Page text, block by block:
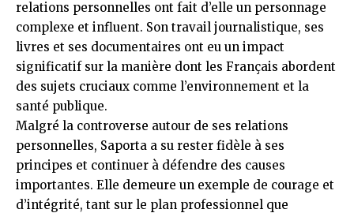
relations personnelles ont fait d’elle un personnage
complexe et influent. Son travail journalistique, ses
livres et ses documentaires ont eu un impact
significatif sur la manière dont les Français abordent
des sujets cruciaux comme l’environnement et la
santé publique.
Malgré la controverse autour de ses relations
personnelles, Saporta a su rester fidèle à ses
principes et continuer à défendre des causes
importantes. Elle demeure un exemple de courage et
d’intégrité, tant sur le plan professionnel que